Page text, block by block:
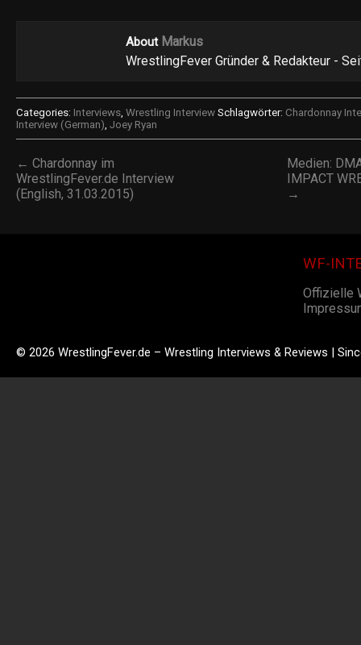
About Markus
WrestlingFever Gründer & Redakteur -
Categories: Interviews, Wrestling Interview Schlagwörter: Chardonnay
Interview (German), Joey Ryan
← Chardonnay im
WrestlingFever.de Interview
(English, 31.03.2015)
Medien:
IMPACT
→
WF-
Offizielle
© 2026 WrestlingFever.de – Wrestling Interviews & Reviews |